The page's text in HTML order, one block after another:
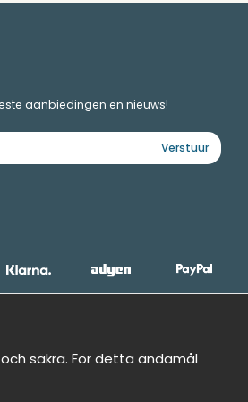
aanbiedingen en nieuws!
Verstuur
säkra. För detta ändamål